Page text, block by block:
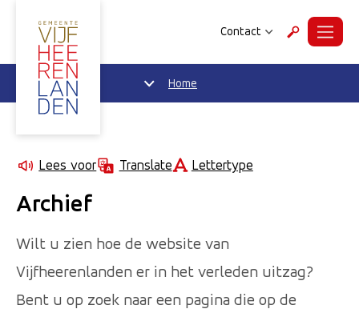
Contact ZoekenMenu
Home
Lees voor Translate Lettertype
Archief
Wilt u zien hoe de website van
Vijfheerenlanden er in het verleden uitzag?
Bent u op zoek naar een pagina die op de